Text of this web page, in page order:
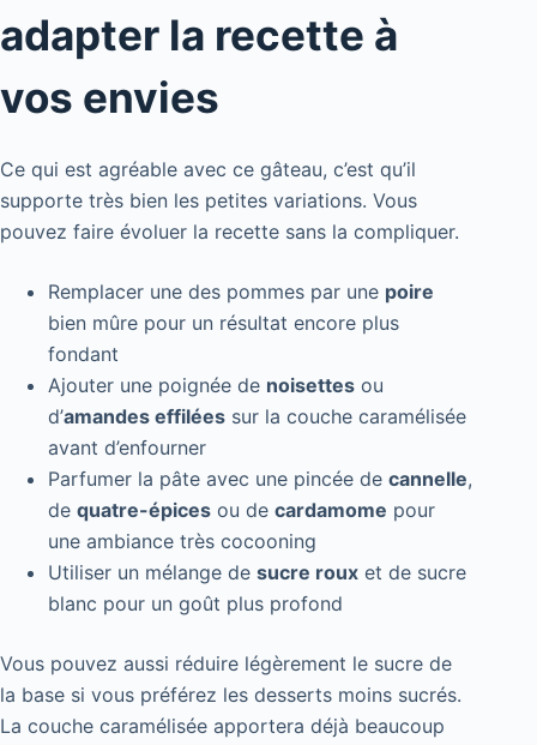
adapter la recette à
vos envies
Ce qui est agréable avec ce gâteau, c’est qu’il
supporte très bien les petites variations. Vous
pouvez faire évoluer la recette sans la compliquer.
Remplacer une des pommes par une poire
bien mûre pour un résultat encore plus
fondant
Ajouter une poignée de noisettes ou
d’amandes effilées sur la couche caramélisée
avant d’enfourner
Parfumer la pâte avec une pincée de cannelle,
de quatre-épices ou de cardamome pour
une ambiance très cocooning
Utiliser un mélange de sucre roux et de sucre
blanc pour un goût plus profond
Vous pouvez aussi réduire légèrement le sucre de
la base si vous préférez les desserts moins sucrés.
La couche caramélisée apportera déjà beaucoup